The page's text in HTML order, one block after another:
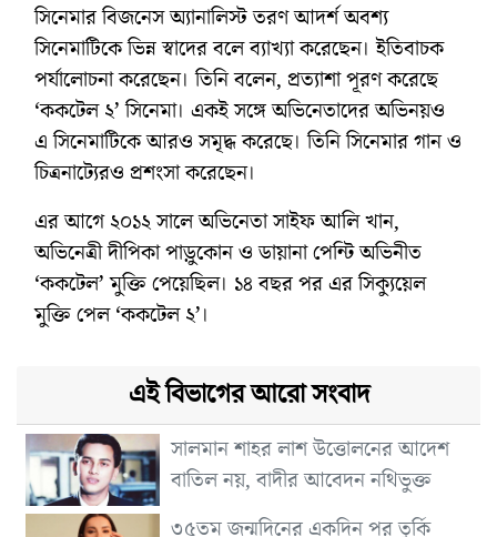
সিনেমার বিজনেস অ্যানালিস্ট তরণ আদর্শ অবশ্য
সিনেমাটিকে ভিন্ন স্বাদের বলে ব্যাখ্যা করেছেন। ইতিবাচক
পর্যালোচনা করেছেন। তিনি বলেন, প্রত্যাশা পূরণ করেছে
‘ককটেল ২’ সিনেমা। একই সঙ্গে অভিনেতাদের অভিনয়ও
এ সিনেমাটিকে আরও সমৃদ্ধ করেছে। তিনি সিনেমার গান ও
চিত্রনাট্যেরও প্রশংসা করেছেন।
এর আগে ২০১২ সালে অভিনেতা সাইফ আলি খান,
অভিনেত্রী দীপিকা পাড়ুকোন ও ডায়ানা পেন্টি অভিনীত
‘ককটেল’ মুক্তি পেয়েছিল। ১৪ বছর পর এর সিক্যুয়েল
মুক্তি পেল ‘ককটেল ২’।
এই বিভাগের আরো সংবাদ
সালমান শাহর লাশ উত্তোলনের আদেশ
বাতিল নয়, বাদীর আবেদন নথিভুক্ত
৩৫তম জন্মদিনের একদিন পর তুর্কি